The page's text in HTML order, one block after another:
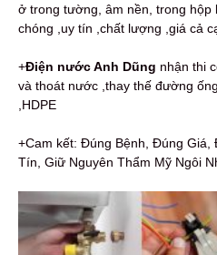
ở trong tường, âm nền, trong hộp
chóng ,uy tín ,chất lượng ,giá cả
+Điện nước Anh Dũng nhận thi
và thoát nước ,thay thế đường
,HDPE
+Cam kết: Đúng Bệnh, Đúng
Tín, Giữ Nguyên Thẩm Mỹ Ngôi